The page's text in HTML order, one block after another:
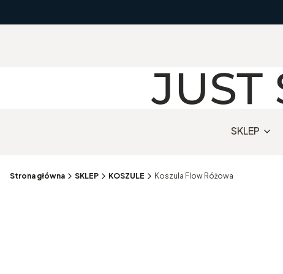
SKLEP
Strona główna SKLEP KOSZULE Koszula Flow Różowa